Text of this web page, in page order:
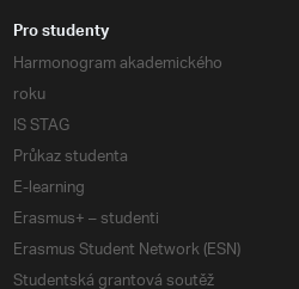
Pro studenty
Harmonogram akademického
roku
IS STAG
Průkaz studenta
E-learning
Erasmus+ – studenti
Erasmus Student Network (ESN)
Studentská grantová soutěž